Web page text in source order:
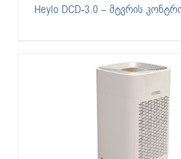
Heylo DCD-3.0 – მტვრის